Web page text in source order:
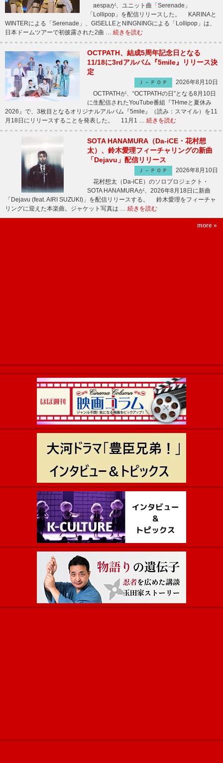
aespaが、ユニット曲「Serenade」
「Lollipop」を配信リリースした。 KARINAと
WINTERによる「Serenade」、GISELLEとNINGNINGによる「Lollipop」は、
日本ドームツアーで初披露された2曲 … 続きを読む
OCTPATH、結成5周年記念日となる
11/18に3rdアルバム『5mile』リリース決
定
Ｊ－ＰＯＰ
2026年8月10日
OCTPATHが、“OCTPATHの日”となる8月10日
に生配信されたYouTube番組『THmeと夏休み
2026』で、3枚目となるオリジナルアルバム『5mile』（読み：スマイル）を11
月18日にリリースすることを発表した。 11月1 … 続きを読む
SOTA HANAMURA（Da-iCE・花村想
太）、鈴木愛理フィーチャリングの新曲
「Dejavu」配信リリース
Ｊ－ＰＯＰ
2026年8月10日
花村想太（Da-iCE）のソロプロジェクト・
SOTA HANAMURAが、2026年8月18日に新曲
「Dejavu (feat. AIRI SUZUKI)」を配信リリースする。 鈴木愛理をフィーチャ
リングに迎えた本楽曲。ジャケット写真は … 続きを読む
more »